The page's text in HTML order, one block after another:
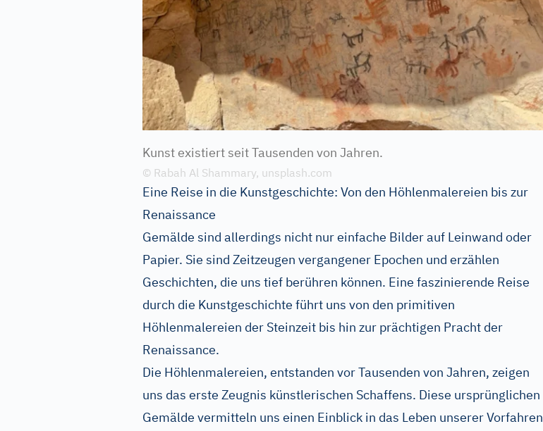
Kunst existiert seit Tausenden von Jahren.
© Rabah Al Shammary, unsplash.com
Eine Reise in die Kunstgeschichte: Von den Höhlenmalereien bis zur
Renaissance
Gemälde sind allerdings nicht nur einfache Bilder auf Leinwand oder
Papier. Sie sind Zeitzeugen vergangener Epochen und erzählen
Geschichten, die uns tief berühren können. Eine faszinierende Reise
durch die Kunstgeschichte führt uns von den primitiven
Höhlenmalereien der Steinzeit bis hin zur prächtigen Pracht der
Renaissance.
Die Höhlenmalereien, entstanden vor Tausenden von Jahren, zeigen
uns das erste Zeugnis künstlerischen Schaffens. Diese ursprünglichen
Gemälde vermitteln uns einen Einblick in das Leben unserer Vorfahren